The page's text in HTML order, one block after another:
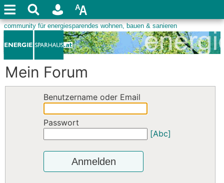
Mein Forum
Benutzername oder Email
Passwort
[Abc]
Anmelden